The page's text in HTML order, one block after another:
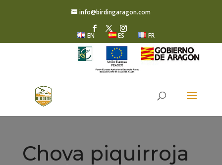
info@birdingaragon.com
EN ES FR
Chova piquirroja